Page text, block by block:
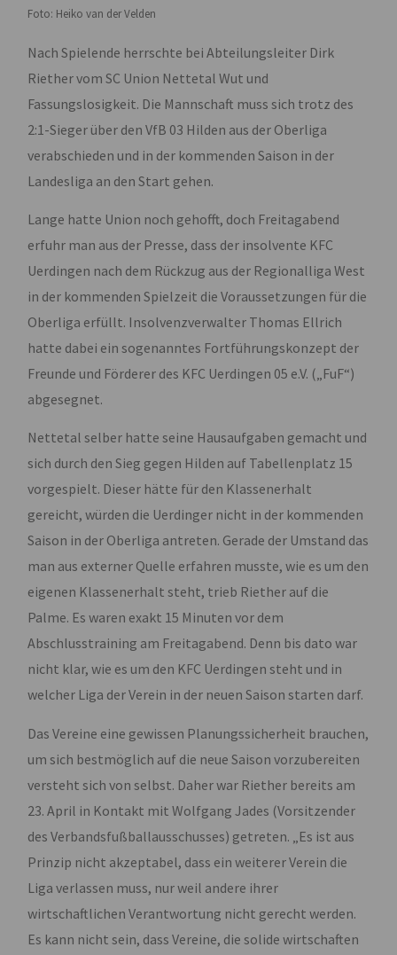
Foto: Heiko van der Velden
Nach Spielende herrschte bei Abteilungsleiter Dirk
Riether vom SC Union Nettetal Wut und
Fassungslosigkeit. Die Mannschaft muss sich trotz des
2:1-Sieger über den VfB 03 Hilden aus der Oberliga
verabschieden und in der kommenden Saison in der
Landesliga an den Start gehen.
Lange hatte Union noch gehofft, doch Freitagabend
erfuhr man aus der Presse, dass der insolvente KFC
Uerdingen nach dem Rückzug aus der Regionalliga West
in der kommenden Spielzeit die Voraussetzungen für die
Oberliga erfüllt. Insolvenzverwalter Thomas Ellrich
hatte dabei ein sogenanntes Fortführungskonzept der
Freunde und Förderer des KFC Uerdingen 05 e.V. („FuF“)
abgesegnet.
Nettetal selber hatte seine Hausaufgaben gemacht und
sich durch den Sieg gegen Hilden auf Tabellenplatz 15
vorgespielt. Dieser hätte für den Klassenerhalt
gereicht, würden die Uerdinger nicht in der kommenden
Saison in der Oberliga antreten. Gerade der Umstand das
man aus externer Quelle erfahren musste, wie es um den
eigenen Klassenerhalt steht, trieb Riether auf die
Palme. Es waren exakt 15 Minuten vor dem
Abschlusstraining am Freitagabend. Denn bis dato war
nicht klar, wie es um den KFC Uerdingen steht und in
welcher Liga der Verein in der neuen Saison starten darf.
Das Vereine eine gewissen Planungssicherheit brauchen,
um sich bestmöglich auf die neue Saison vorzubereiten
versteht sich von selbst. Daher war Riether bereits am
23. April in Kontakt mit Wolfgang Jades (Vorsitzender
des Verbandsfußballausschusses) getreten. „Es ist aus
Prinzip nicht akzeptabel, dass ein weiterer Verein die
Liga verlassen muss, nur weil andere ihrer
wirtschaftlichen Verantwortung nicht gerecht werden.
Es kann nicht sein, dass Vereine, die solide wirtschaften